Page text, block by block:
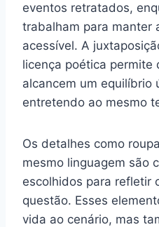
eventos retratados,
trabalham para manter
acessível. A
licença poética permite
alcancem um equilíbrio
entretendo ao mesmo
Os detalhes como
mesmo linguagem são
escolhidos para refletir
questão. Esses
vida ao cenário, mas